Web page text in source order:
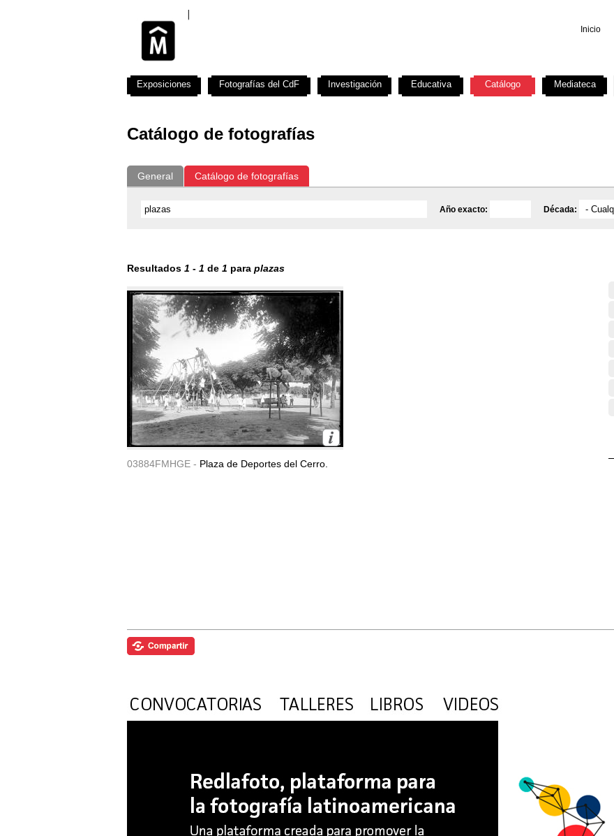
Inicio
Catálogo de fotografías
General Catálogo de fotografías
Año exacto: Década:
Resultados 1 - 1 de 1 para plazas
03884FMHGE - Plaza de Deportes del Cerro.
Exposiciones Fotografías del CdF Investigación Educativa Catálogo Mediateca